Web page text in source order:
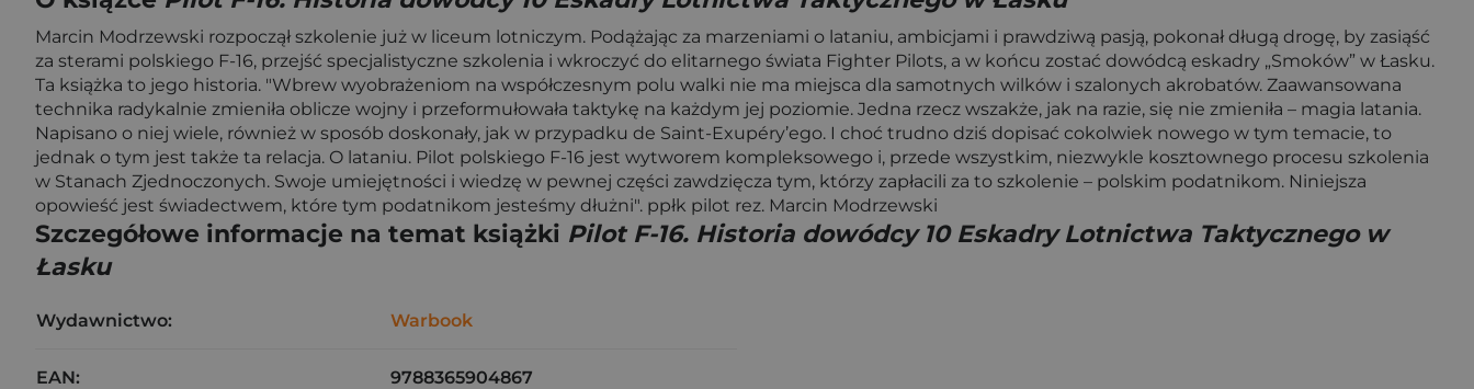
Marcin Modrzewski rozpoczął szkolenie już w liceum lotniczym. Podążając za marzeniami o lataniu, ambicjami i prawdziwą pasją, pokonał długą drogę, by zasiąść
za sterami polskiego F-16, przejść specjalistyczne szkolenia i wkroczyć do elitarnego świata Fighter Pilots, a w końcu zostać dowódcą eskadry „Smoków” w Łasku.
Ta książka to jego historia. "Wbrew wyobrażeniom na współczesnym polu walki nie ma miejsca dla samotnych wilków i szalonych akrobatów. Zaawansowana
technika radykalnie zmieniła oblicze wojny i przeformułowała taktykę na każdym jej poziomie. Jedna rzecz wszakże, jak na razie, się nie zmieniła – magia latania.
Napisano o niej wiele, również w sposób doskonały, jak w przypadku de Saint-Exupéry’ego. I choć trudno dziś dopisać cokolwiek nowego w tym temacie, to
jednak o tym jest także ta relacja. O lataniu. Pilot polskiego F-16 jest wytworem kompleksowego i, przede wszystkim, niezwykle kosztownego procesu szkolenia
w Stanach Zjednoczonych. Swoje umiejętności i wiedzę w pewnej części zawdzięcza tym, którzy zapłacili za to szkolenie – polskim podatnikom. Niniejsza
opowieść jest świadectwem, które tym podatnikom jesteśmy dłużni". ppłk pilot rez. Marcin Modrzewski
Szczegółowe informacje na temat książki Pilot F-16. Historia dowódcy 10 Eskadry Lotnictwa Taktycznego w
Łasku
Wydawnictwo: Warbook
EAN: 9788365904867